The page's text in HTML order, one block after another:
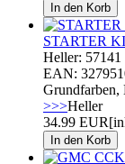
STARTER
Heller: 57141
EAN:
Grundfarben,
>>>Heller
34.99 EUR